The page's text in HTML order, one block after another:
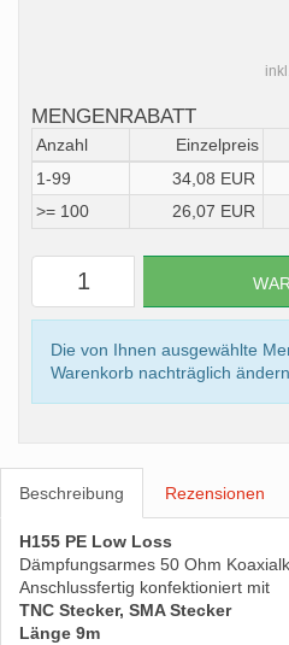
MENGENRABATT
Anzahl Einzelpreis
1-99
34,08 EUR
>= 100
26,07 EUR
Die von Ihnen ausgewählte
Warenkorb nachträglich
Beschreibung Rezensionen
H155 PE Low Loss
Dämpfungsarmes 50 Ohm
Anschlussfertig konfektioniert mit
TNC Stecker, SMA Stecker
Länge 9m